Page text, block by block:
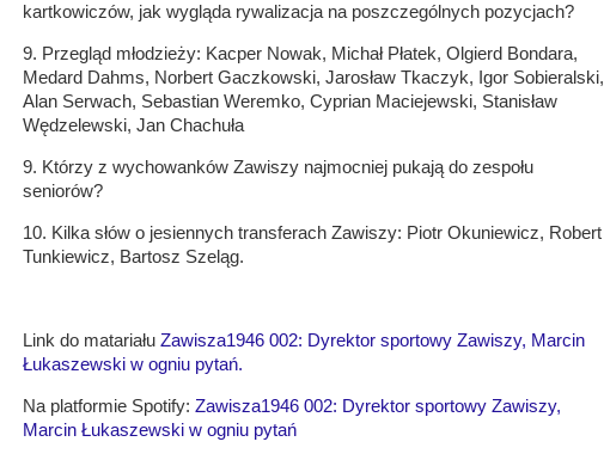
kartkowiczów, jak wygląda rywalizacja na poszczególnych pozycjach?
9. Przegląd młodzieży: Kacper Nowak, Michał Płatek, Olgierd Bondara,
Medard Dahms, Norbert Gaczkowski, Jarosław Tkaczyk, Igor Sobieralski,
Alan Serwach, Sebastian Weremko, Cyprian Maciejewski, Stanisław
Wędzelewski, Jan Chachuła
9. Którzy z wychowanków Zawiszy najmocniej pukają do zespołu
seniorów?
10. Kilka słów o jesiennych transferach Zawiszy: Piotr Okuniewicz, Robert
Tunkiewicz, Bartosz Szeląg.
Link do matariału Zawisza1946 002: Dyrektor sportowy Zawiszy, Marcin
Łukaszewski w ogniu pytań.
Na platformie Spotify: Zawisza1946 002: Dyrektor sportowy Zawiszy,
Marcin Łukaszewski w ogniu pytań